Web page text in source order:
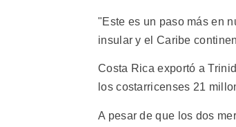
"Este es un paso más en
insular y el Caribe
Costa Rica exportó a
los costarricenses 21
A pesar de que los dos